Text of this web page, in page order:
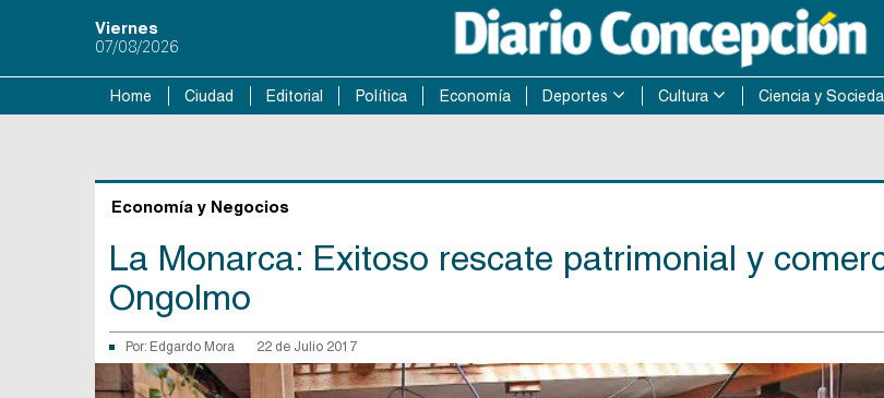
Viernes
07/08/2026
Home Ciudad Editorial Política Economía Deportes Cultura Ciencia y
Economía y Negocios
La Monarca: Exitoso rescate patrimonial y
Ongolmo
Por: Edgardo Mora 22 de Julio 2017